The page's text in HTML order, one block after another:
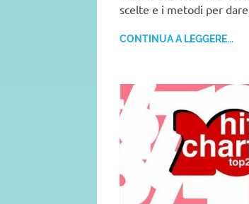
scelte e i metodi per
CONTINUA A LEGGERE...